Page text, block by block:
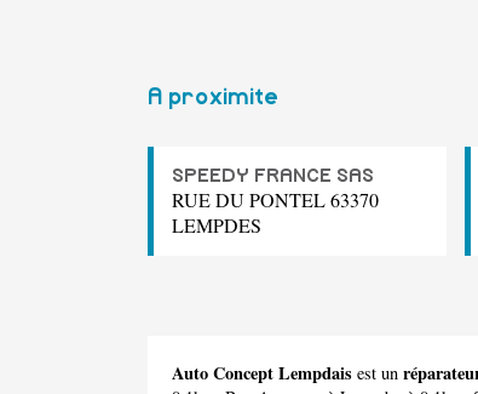
A proximite
SPEEDY FRANCE SAS
RUE DU PONTEL 63370
LEMPDES
Auto Concept Lempdais est un